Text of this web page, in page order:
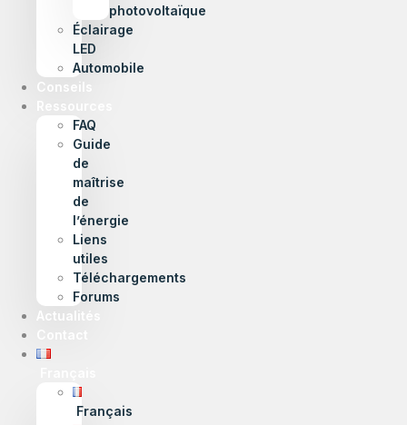
photovoltaïque
Éclairage
LED
Automobile
Conseils
FAQ
Guide
de
maîtrise
de
l’énergie
Liens
utiles
Téléchargements
Forums
Actualités
Français